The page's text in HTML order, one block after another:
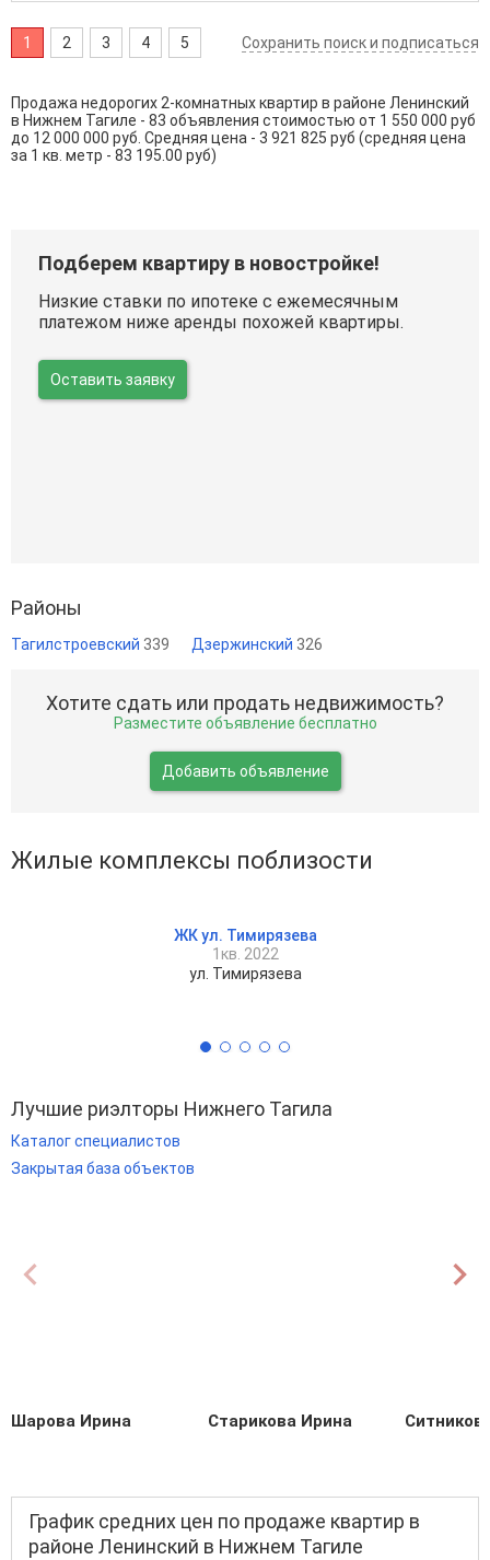
1 2 3 4 5 Сохранить поиск и подписаться
Продажа недорогих 2-комнатных квартир в районе Ленинский
в Нижнем Тагиле - 83 объявления стоимостью от 1 550 000 руб
до 12 000 000 руб. Средняя цена - 3 921 825 руб (средняя цена
за 1 кв. метр - 83 195.00 руб)
Подберем квартиру в новостройке!
Низкие ставки по ипотеке с ежемесячным
платежом ниже аренды похожей квартиры.
Оставить заявку
Районы
Тагилстроевский 339 Дзержинский 326
Хотите сдать или продать недвижимость?
Разместите объявление бесплатно
Добавить объявление
Жилые комплексы поблизости
ЖК ул. Тимирязева
1кв. 2022
ул. Тимирязева
Лучшие риэлторы Нижнего Тагила
Каталог специалистов
Закрытая база объектов
Шарова Ирина Старикова Ирина
График средних цен по продаже квартир в
районе Ленинский в Нижнем Тагиле